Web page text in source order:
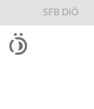
SFB DiÖ